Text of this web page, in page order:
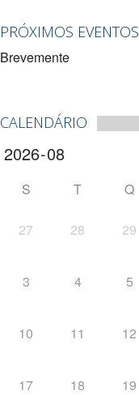
PRÓXIMOS EVENTOS
Brevemente
CALENDÁRIO
S T Q
27 28 29
3 4 5
10 11 12
17 18 19